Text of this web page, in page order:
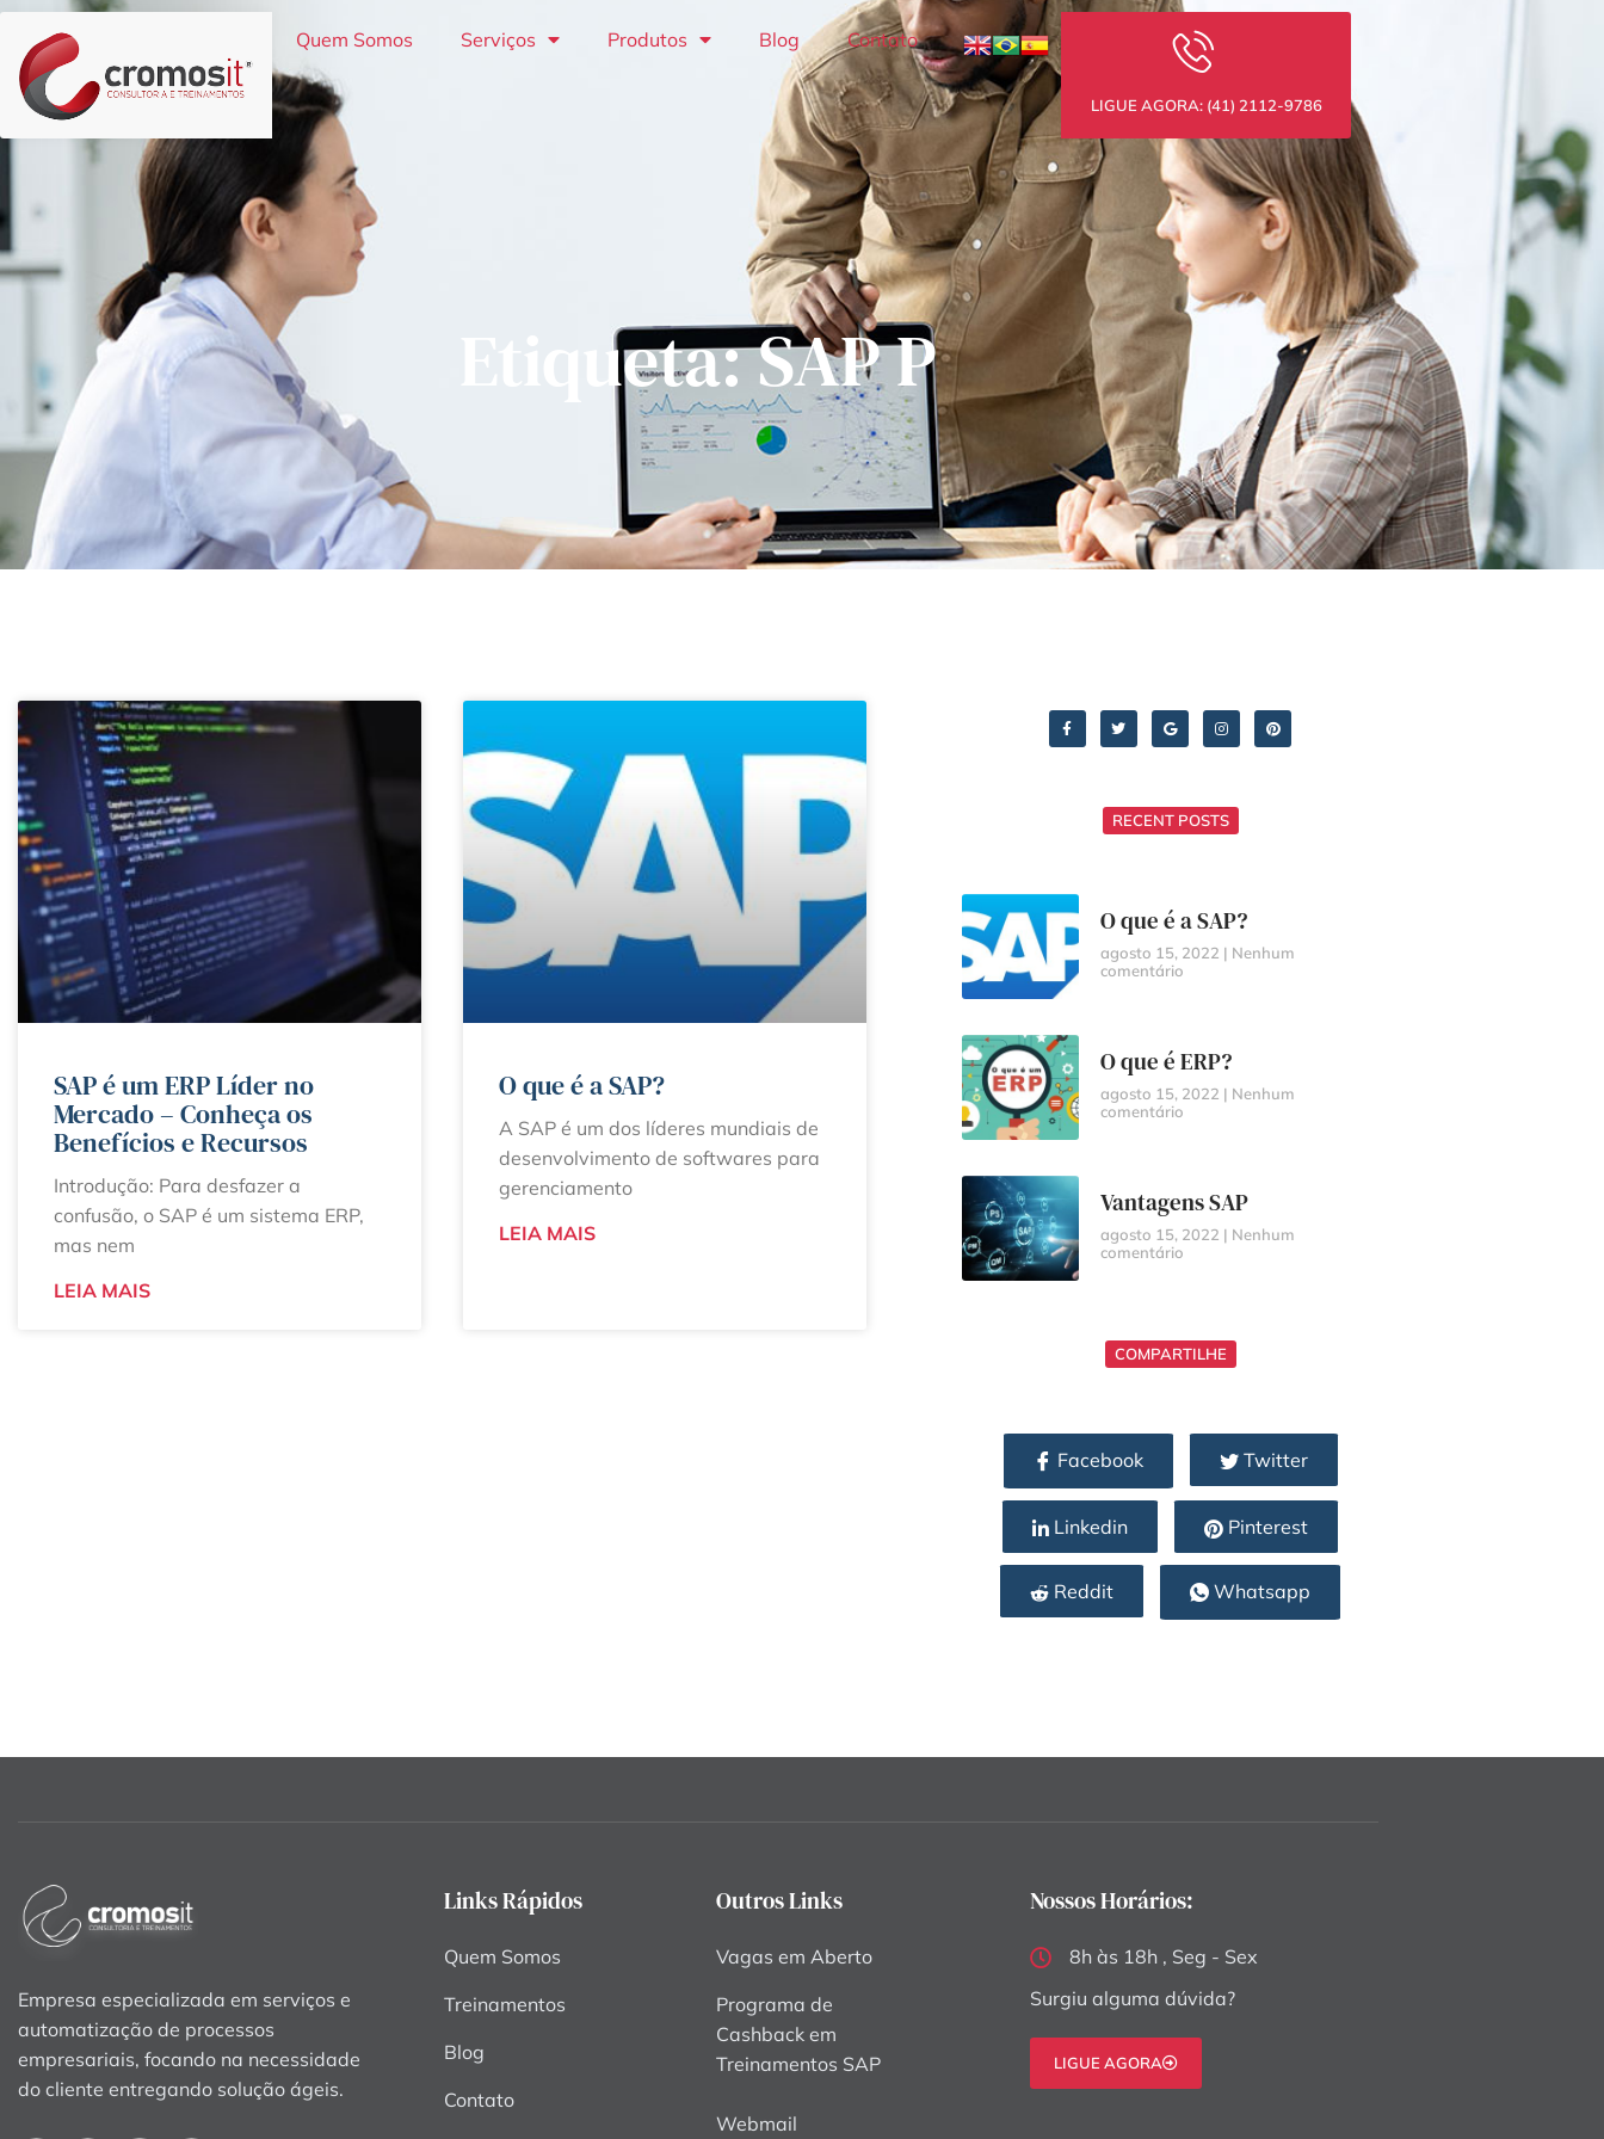
Quem Somos Serviços Produtos Blog Contato
LIGUE AGORA: (41) 2112-9786
Etiqueta: SAP P
SAP é um ERP Líder no
Mercado – Conheça os
Benefícios e Recursos
Introdução: Para desfazer a
confusão, o SAP é um sistema ERP,
mas nem
LEIA MAIS
O que é a SAP?
A SAP é um dos líderes mundiais de
desenvolvimento de softwares para
gerenciamento
LEIA MAIS
RECENT POSTS
O que é a SAP?
agosto 15, 2022
Nenhum
comentário
O que é ERP?
agosto 15, 2022
Nenhum
comentário
Vantagens SAP
agosto 15, 2022
Nenhum
comentário
COMPARTILHE
Facebook Twitter
Linkedin Pinterest
Reddit Whatsapp
Empresa especializada em serviços e
automatização de processos
empresariais, focando na necessidade
do cliente entregando solução ágeis.
Links Rápidos
Quem Somos
Treinamentos
Blog
Contato
Outros Links
Vagas em Aberto
Programa de
Cashback em
Treinamentos SAP
Webmail
Nossos Horários:
8h às 18h , Seg - Sex
Surgiu alguma dúvida?
LIGUE AGORA